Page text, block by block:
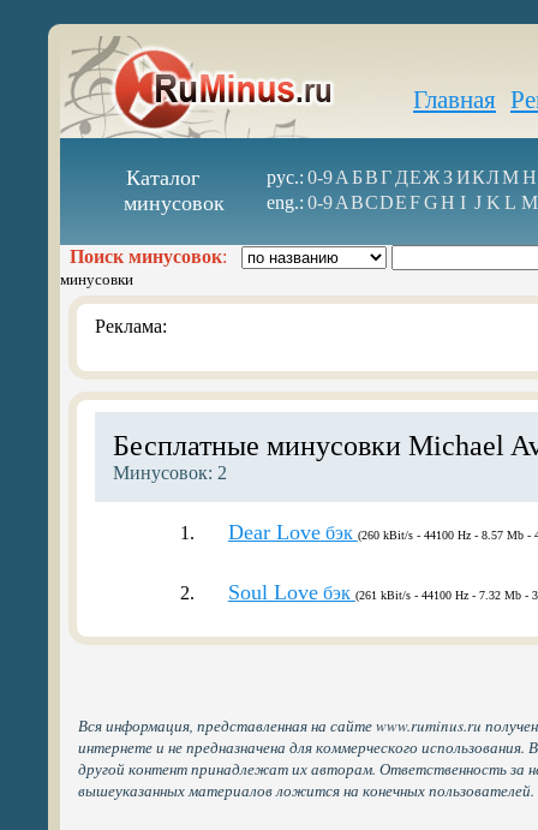
Главная
Каталог
минусовок
рус.: 0-9А БВГ ДЕЖ З ИКЛМН
eng.: 0-9ABCDEFGH I J K L M
Поиск минусовок:
минусовки
Реклама:
Бесплатные минусовки Michael
Минусовок: 2
1. Dear Loveбэк (260 kBit/s - 44100 Hz - 8.57 Mb -
2. Soul Loveбэк (261 kBit/s - 44100 Hz - 7.32 Mb -
Вся информация, представленная на сайте www.ruminus.ru
интернете и не предназначена для коммерческого
другой контент принадлежат их авторам. Ответственность за
вышеуказанных материалов ложится на конечных пользователей.